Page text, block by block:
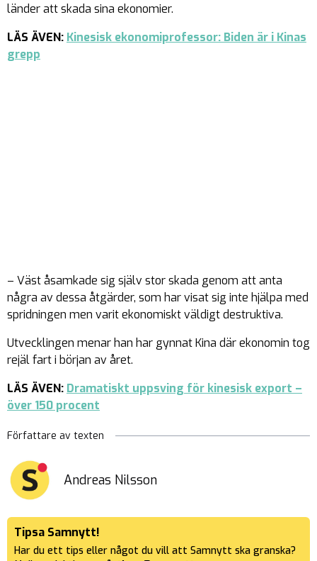
länder att skada sina ekonomier.
LÄS ÄVEN: Kinesisk ekonomiprofessor: Biden är i Kinas
grepp
– Väst åsamkade sig själv stor skada genom att anta
några av dessa åtgärder, som har visat sig inte hjälpa med
spridningen men varit ekonomiskt väldigt destruktiva.
Utvecklingen menar han har gynnat Kina där ekonomin tog
rejäl fart i början av året.
LÄS ÄVEN: Dramatiskt uppsving för kinesisk export –
över 150 procent
Författare av texten
Andreas Nilsson
Tipsa Samnytt!
Har du ett tips eller något du vill att Samnytt ska granska?